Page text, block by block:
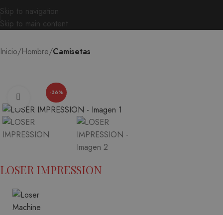
Skip to navigation
Skip to main content
Inicio Hombre Camisetas
-36%
Ampliar
LOSER IMPRESSION